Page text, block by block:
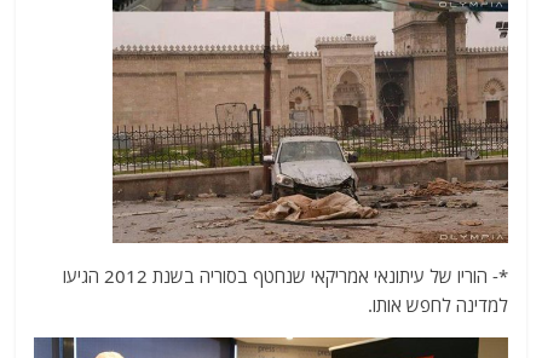
*- הוריו של עיתונאי אמריקאי שנחטף בסוריה בשנת 2012 הגיעו
למדינה לחפש אותו.